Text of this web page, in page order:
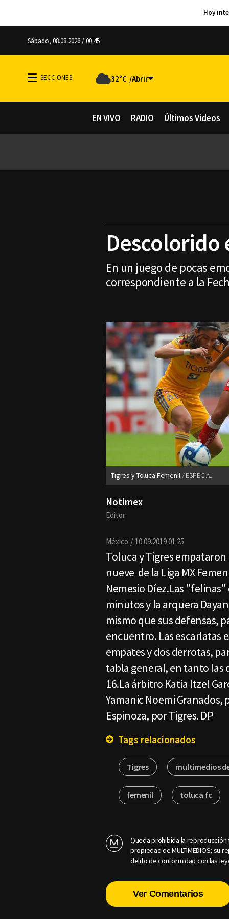
Sábado, 08.08.2026 / 00:45
32°C
EN VIVO RADIO Últimos Videos
Descolorido
En un juego de pocas
correspondiente a la
Tigres y Toluca Femenil ESPECIAL
Notimex
Editor
México 10.09.2019 01:25
Toluca y Tigres
nueve de la Liga MX
Nemesio Díez.Las
minutos y la arquera
mismo que sus defensas,
encuentro. Las escarlatas
empates y dos derrotas,
tabla general, en tanto las
16.La árbitro Katia Itzel
Yamanic Noemi Granados,
Espinoza, por Tigres. DP
Tags relacionados
Tigres multimedios
femenil toluca fc
Queda prohibida la
propiedad de MULTIMEDIOS; su
delito de conformidad con las
Ver Comentarios